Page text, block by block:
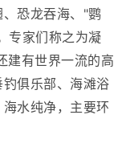
恐龙吞海、"鹦
专家们称之为凝
建有世界一流的高
俱乐部、海滩浴
水纯净，主要环